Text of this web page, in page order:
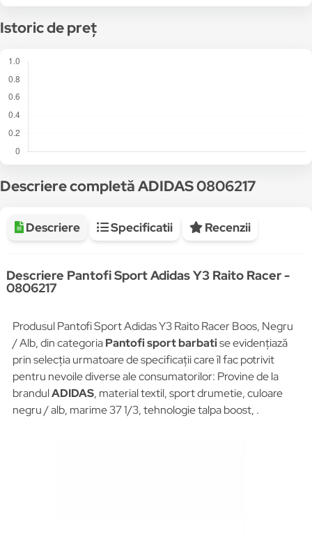
Istoric de preț
Descriere completă ADIDAS 0806217
Descriere Specificatii Recenzii
Descriere Pantofi Sport Adidas Y3 Raito Racer -
0806217
Produsul Pantofi Sport Adidas Y3 Raito Racer Boos, Negru
/ Alb, din categoriaPantofi sport barbatise evidențiază
prin selecția urmatoare de specificații care îl fac potrivit
pentru nevoile diverse ale consumatorilor: Provine de la
brandulADIDAS, material textil, sport drumetie, culoare
negru / alb, marime 37 1/3, tehnologie talpa boost, .